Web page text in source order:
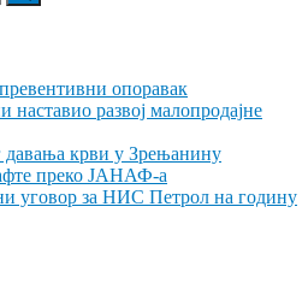
опоравак
развој малопродајне
крви у Зрењанину
преко ЈАНАФ-а
уговор за НИС Петрол на годину